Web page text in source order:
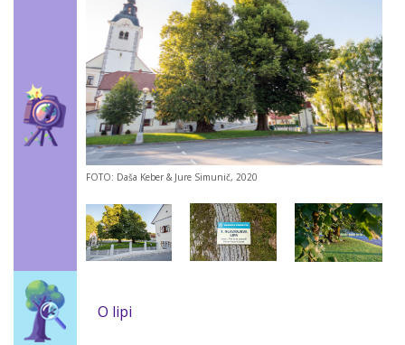
FOTO: Daša Keber & Jure Simunič, 2020
O lipi